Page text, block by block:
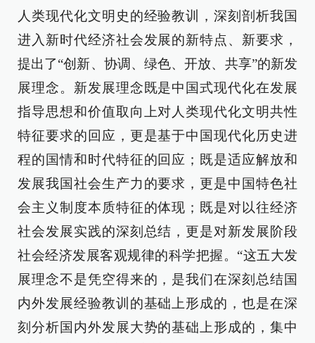
人类现代化文明史的经验教训，深刻剖析我国
进入新时代经济社会发展的新特点、新要求，
提出了“创新、协调、绿色、开放、共享”的新发
展理念。新发展理念既是中国式现代化在发展
指导思想和价值取向上对人类现代化文明共性
特征要求的回应，更是基于中国现代化历史进
程的国情和时代特征的回应；既是适应解放和
发展我国社会生产力的要求，更是中国特色社
会主义制度本质特征的体现；既是对以往经济
社会发展实践的深刻总结，更是对新发展阶段
社会经济发展客观规律的科学把握。“这五大发
展理念不是凭空得来的，是我们在深刻总结国
内外发展经验教训的基础上形成的，也是在深
刻分析国内外发展大势的基础上形成的，集中